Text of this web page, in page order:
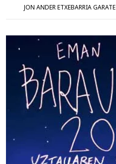
JON ANDER ETXEBARRIA GARATE